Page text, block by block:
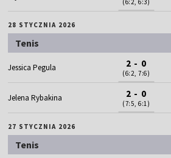
28 STYCZNIA 2026
Tenis
Jessica Pegula 2 - 0
(6:2, 7:6)
Jelena Rybakina 2 - 0
(7:5, 6:1)
27 STYCZNIA 2026
Tenis